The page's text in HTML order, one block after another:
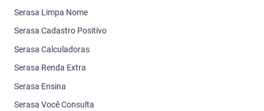
Serasa Limpa Nome
Serasa Cadastro Positivo
Serasa Calculadoras
Serasa Renda Extra
Serasa Ensina
Serasa Você Consulta